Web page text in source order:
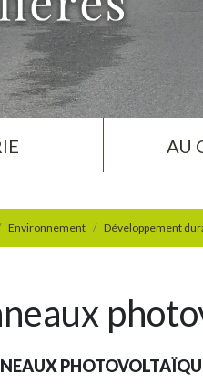
AU
Environnement Développement